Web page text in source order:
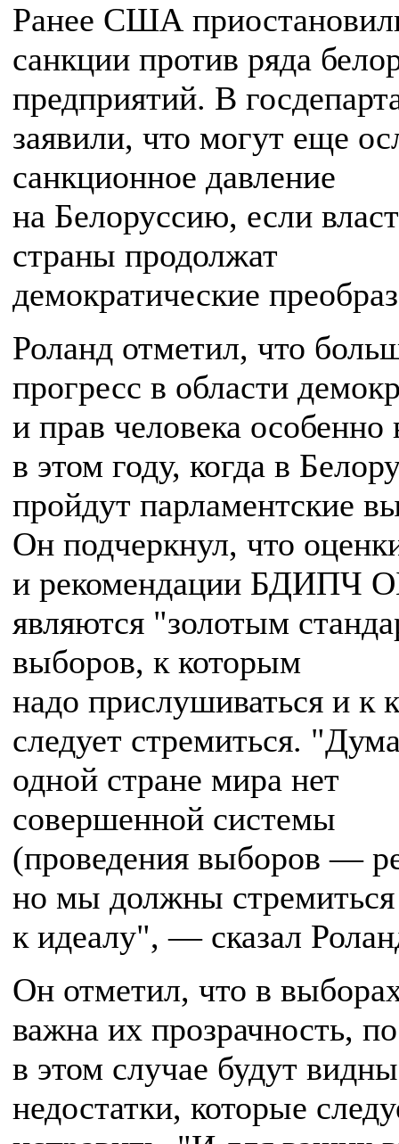
Ранее США
санкции против ряда
предприятий. В
заявили, что могут еще
санкционное давление
на Белоруссию, если
страны продолжат
демократические
Роланд отметил, что
прогресс в области
и прав человека особенно
в этом году, когда в
пройдут парламентские
Он подчеркнул, что
и рекомендации БДИПЧ
являются "золотым
выборов, к которым
надо прислушиваться и к
следует стремиться.
одной стране мира нет
совершенной системы
(проведения выборов —
но мы должны стремиться
к идеалу", — сказал
Он отметил, что в
важна их прозрачность,
в этом случае будут видны
недостатки, которые